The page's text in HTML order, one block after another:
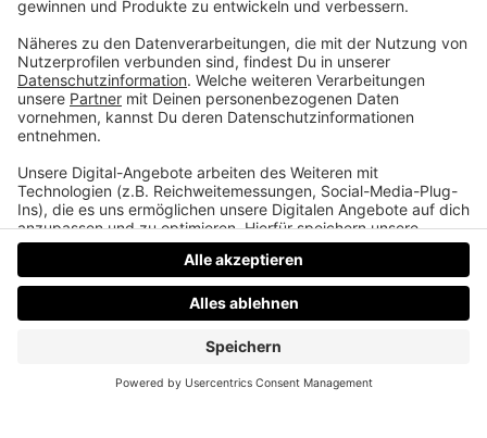
Frutti di Google
Von der Fernsehshow „Tutti Frutti“ über das
Geheimnis hinter dem Namen Google bis hin zur
Herkunft der Couch aus der Serie „Friends“.
DatenschutzImpressumAGBsJobsKontakt